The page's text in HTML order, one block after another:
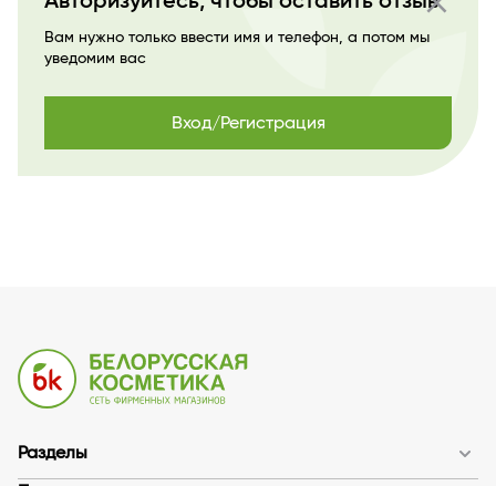
Вам нужно только ввести имя и телефон, а потом мы
уведомим вас
Вход/Регистрация
Разделы